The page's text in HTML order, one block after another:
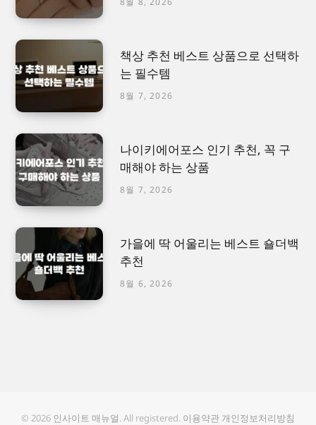
책상 추천 베스트 상품으로 선택하
는 필수템
8월 7, 2026
나이키에어포스 인기 추천, 꼭 구
매해야 하는 상품
8월 7, 2026
가을에 딱 어울리는 베스트 숄더백
추천
8월 6, 2026
© 2026 인사이트 매뉴얼. All registered. 이용약관 개인정보처리방침